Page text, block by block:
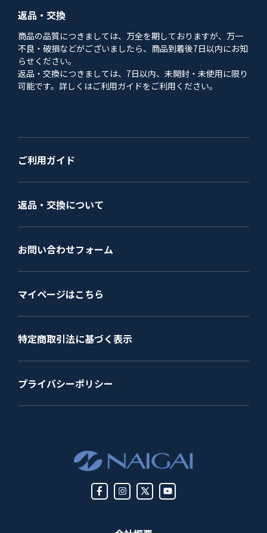
返品・交換
商品の品質につきましては、万全を期しておりますが、万一
不良・破損などがございましたら、商品到着後7日以内にお知
らせください。
返品・交換につきましては、7日以内、未開封・未使用に限り
可能です。詳しくはご利用ガイドをご利用ください。
ご利用ガイド
返品・交換について
お問い合わせフォーム
マイページはこちら
特定商取引法に基づく表示
プライバシーポリシー